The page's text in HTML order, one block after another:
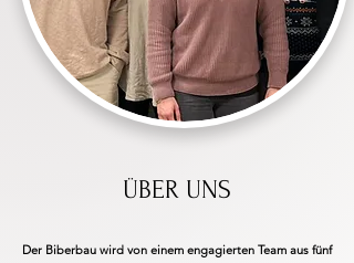
ÜBER UNS
Der Biberbau wird von einem engagierten Team aus fünf